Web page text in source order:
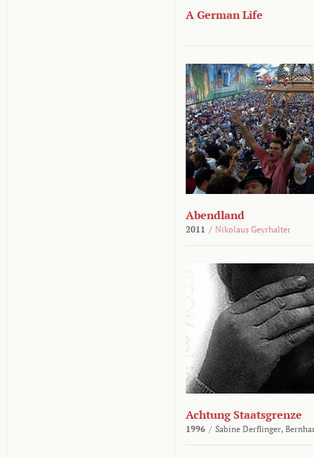
A German Life
Abendland
2011 / Nikolaus Geyrhalter
Achtung Staatsgrenze
1996 / Sabine Derflinger,